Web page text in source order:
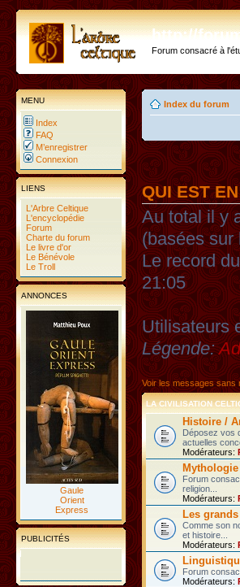
http://
Forum consacré à
MENU
Index
FAQ
M’enregistrer
Connexion
LIENS
L'Arbre Celtique
L'encyclopédie
Forum
Charte du forum
Le livre d'or
Le Bénévole
Le Troll
ANNONCES
Gaule
Orient
Express
PUBLICITÉS
Index du forum
QUI EST
Au total il y
(basées sur
Le record
21:05
Utilisateurs
Légende:
Voir les messages sans
LA CIVILISATION
Histoire /
Déposez vos
actuelles
Modérateurs:
Forum
religion...
Modérateurs:
Les
Comme son
et histoire...
Modérateurs:
Forum
Modérateurs: